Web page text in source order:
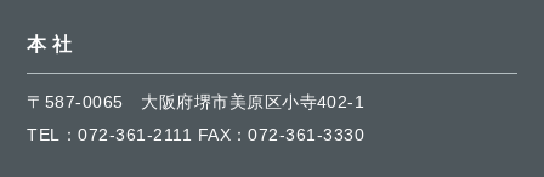
本 社
〒587-0065
大阪府堺市美原区小寺402-1
TEL：072-361-2111 FAX：072-361-3330